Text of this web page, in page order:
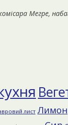
Мегре,
лист Лимон